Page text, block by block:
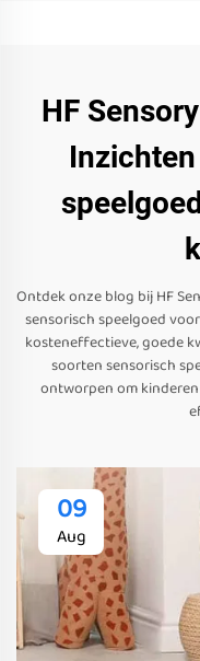
HF
Ontdek onze blog bij HF
sensorisch speelgoed
kosteneffectieve, goede
soorten sensorisch
ontworpen om
09
Aug